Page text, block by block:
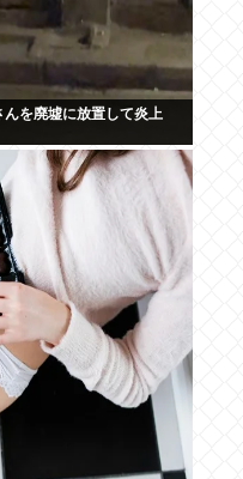
んを廃墟に放置して炎上